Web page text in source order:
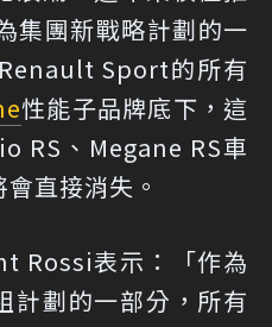
集團新戰略計劃的一
Sport的所有
性能子品牌底下，這
RS、Megane RS車
直接消失。
Rossi表示：「作為
計劃的一部分，所有